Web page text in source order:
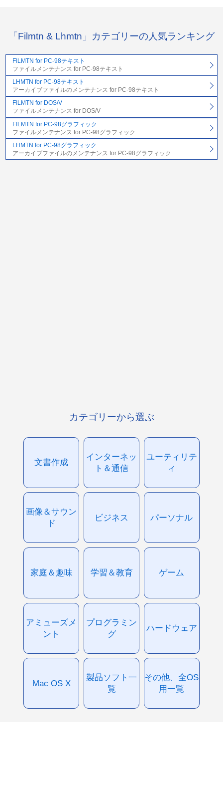
「Filmtn & Lhmtn」カテゴリーの人気ランキング
FILMTN for PC-98テキスト
ファイルメンテナンス for PC-98テキスト
LHMTN for PC-98テキスト
アーカイブファイルのメンテナンス for PC-98テキスト
FILMTN for DOS/V
ファイルメンテナンス for DOS/V
FILMTN for PC-98グラフィック
ファイルメンテナンス for PC-98グラフィック
LHMTN for PC-98グラフィック
アーカイブファイルのメンテナンス for PC-98グラフィック
カテゴリーから選ぶ
文書作成
インターネッ
ト＆通信
ユーティリテ
ィ
画像＆サウン
ド
ビジネス パーソナル
家庭＆趣味 学習＆教育 ゲーム
アミューズメ
ント
プログラミン
グ
ハードウェア
Mac OS X
製品ソフト一
覧
その他、全OS
用一覧